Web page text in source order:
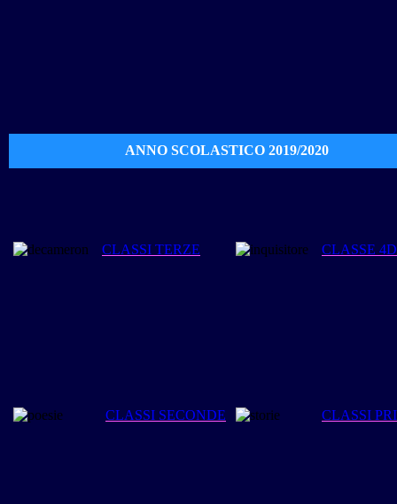
ANNO SCOLASTICO 2019/2020
CLASSI TERZE CLASSE
CLASSI SECONDE CLASSI